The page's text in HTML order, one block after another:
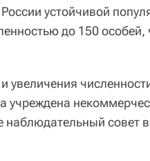
устойчивой
до 150 особей,
увеличения
учреждена
совет